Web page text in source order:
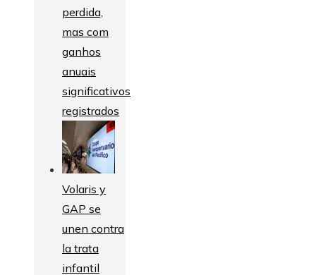
perdida,
mas com
ganhos
anuais
significativos
registrados
Volaris y
GAP se
unen contra
la trata
infantil